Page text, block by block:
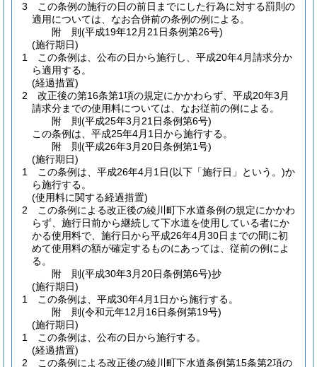
3
この条例の施行の日の前日までにした行為に対する罰則の
適用については、なお合併前の条例の例による。
附 則(平成19年12月21日条例第26号)
(施行期日)
1
この条例は、公布の日から施行し、平成20年4月請求分か
ら適用する。
(経過措置)
2
改正後の第16条第1項の規定にかかわらず、平成20年3月
請求分までの使用料については、なお従前の例による。
附 則(平成25年3月21日条例第6号)
この条例は、平成25年4月1日から施行する。
附 則(平成26年3月20日条例第1号)
(施行期日)
1
この条例は、平成26年4月1日(以下「施行日」という。)か
ら施行する。
(使用料に関する経過措置)
2
この条例による改正後の綾川町下水道条例の規定にかかわ
らず、施行日前から継続して下水道を使用している者にか
かる使用料で、施行日から平成26年4月30日までの間に初
めて使用料の額が確定するものにあっては、従前の例によ
る。
附 則(平成30年3月20日条例第6号)抄
(施行期日)
1
この条例は、平成30年4月1日から施行する。
附 則(令和元年12月16日条例第19号)
(施行期日)
1
この条例は、公布の日から施行する。
(経過措置)
2
この条例による改正後の綾川町下水道条例第15条第2項の